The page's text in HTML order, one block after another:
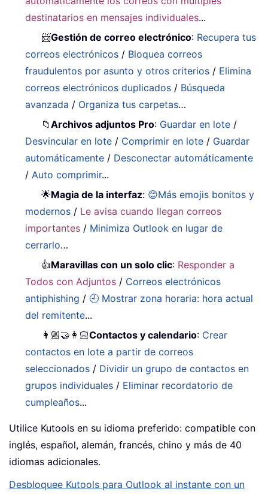
destinatarios en mensajes individuales...
📨Gestión de correo electrónico: Recupera tus
correos electrónicos / Bloquea correos
fraudulentos por asunto y otros criterios / Elimina
correos electrónicos duplicados / Búsqueda
avanzada / Organiza tus carpetas…
📁Archivos adjuntos Pro: Guardar en lote /
Desvincular en lote / Comprimir en lote / Guardar
automáticamente / Desconectar automáticamente
/ Auto comprimir...
🌟Magia de la interfaz: 😊Más emojis bonitos y
modernos / Le avisa cuando llegan correos
importantes / Minimiza Outlook en lugar de
cerrarlo…
👍Maravillas con un solo clic: Responder a
Todos con Adjuntos / Correos electrónicos
antiphishing / 🕘 Mostrar zona horaria: hora actual
del remitente...
👩🏼‍🤝‍👩🏻Contactos y calendario: Crear
contactos en lote a partir de correos
seleccionados / Dividir un grupo de contactos en
grupos individuales / Eliminar recordatorio de
cumpleaños...
Utilice Kutools en su idioma preferido: compatible con
inglés, español, alemán, francés, chino y más de 40
idiomas adicionales.
Desbloquee Kutools para Outlook al instante con un